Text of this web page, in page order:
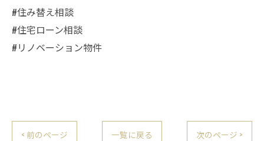
#住み替え相談
#住宅ローン相談
#リノベーション物件
< 前のページ 一覧に戻る 次のページ >